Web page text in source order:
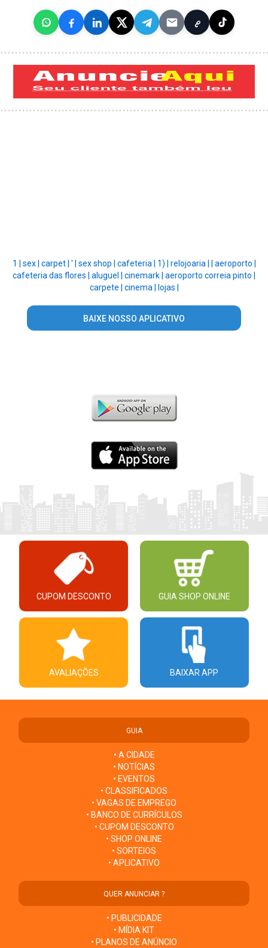
1 | sex | carpet | ' | sex shop | cafeteria | 1) | relojoaria |
aeroporto |
cafeteria das flores | aluguel | cinemark | aeroporto correia pinto |
carpete | cinema | lojas |
BAIXE NOSSO APLICATIVO
CUPOM DESCONTO GUIA SHOP ONLINE
AVALIAÇÕES BAIXAR APP
GUIA
• A CIDADE
• NOTÍCIAS
• EVENTOS
• CLASSIFICADOS
• VAGAS DE EMPREGO
• BANCO DE CURRÍCULOS
• CUPOM DESCONTO
• SHOP ONLINE
• SORTEIOS
• APLICATIVO
QUER ANUNCIAR ?
• PUBLICIDADE
• MÍDIA KIT
• PLANOS DE ANÚNCIO